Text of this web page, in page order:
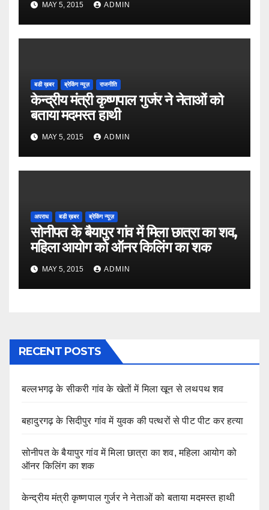
MAY 5, 2015 ADMIN
बडी ख़बर ब्रेकिंग न्यूज़ राजनीति
केन्द्रीय मंत्री कृष्णपाल गुर्जर ने नेताओं को
बताया मदमस्त हाथी
MAY 5, 2015 ADMIN
अपराध बडी ख़बर ब्रेकिंग न्यूज़
सोनीपत के बैयापुर गांव में मिला छात्रा का शव,
महिला आयोग को ऑनर किलिंग का शक
MAY 5, 2015 ADMIN
RECENT POSTS
बल्लभगढ़ के सीकरी गांव के खेतों में मिला खून से लथपथ शव
बहादुरगढ़ के सिदीपुर गांव में युवक की पत्थरों से पीट पीट कर हत्या
सोनीपत के बैयापुर गांव में मिला छात्रा का शव, महिला आयोग को
ऑनर किलिंग का शक
केन्द्रीय मंत्री कृष्णपाल गुर्जर ने नेताओं को बताया मदमस्त हाथी